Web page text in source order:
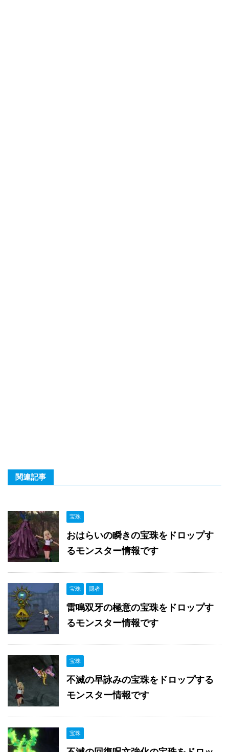
関連記事
宝珠
おはらいの瞬きの宝珠をドロップす
るモンスター情報です
宝珠 隠者
雷鳴双牙の極意の宝珠をドロップす
るモンスター情報です
宝珠
不滅の早詠みの宝珠をドロップする
モンスター情報です
宝珠